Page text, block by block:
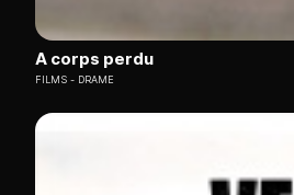
A corps perdu
FILMS DRAME